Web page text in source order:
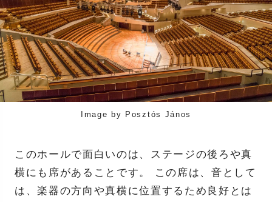
Image by Posztós János
このホールで面白いのは、ステージの後ろや真
横にも席があることです。 この席は、音として
は、楽器の方向や真横に位置するため良好とは